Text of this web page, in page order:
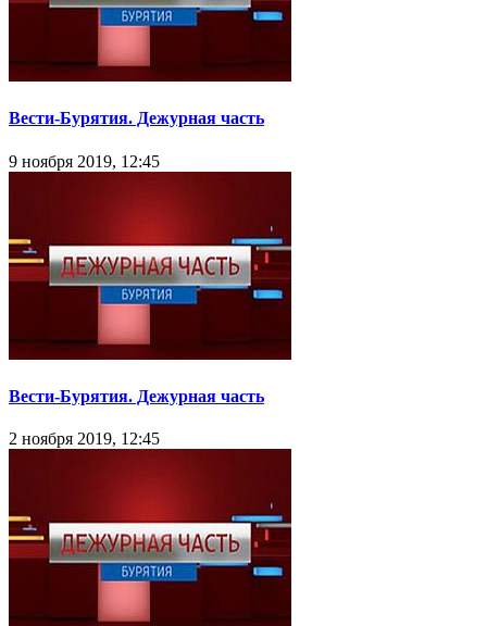
Вести-Бурятия. Дежурная часть
9 ноября 2019, 12:45
Вести-Бурятия. Дежурная часть
2 ноября 2019, 12:45